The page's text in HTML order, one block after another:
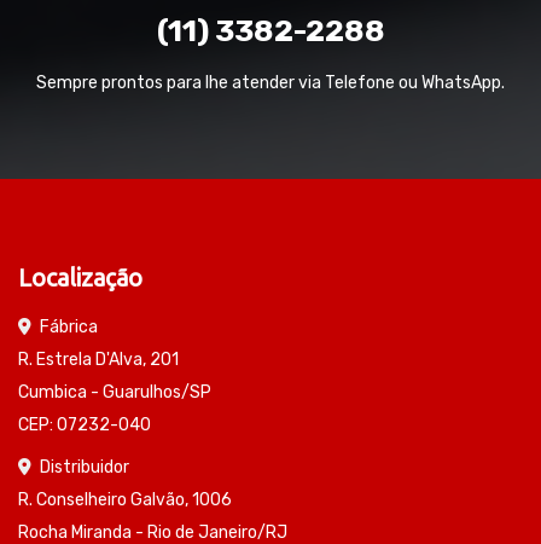
(11) 3382-2288
Sempre prontos para lhe atender via Telefone ou WhatsApp.
Localização
Fábrica
R. Estrela D'Alva, 201
Cumbica - Guarulhos/SP
CEP: 07232-040
Distribuidor
R. Conselheiro Galvão, 1006
Rocha Miranda - Rio de Janeiro/RJ